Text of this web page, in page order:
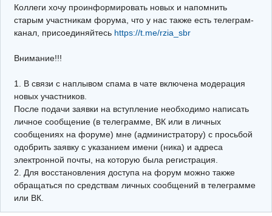
Архив
Почта
Поиск релейщика
Видео РЗиА
Фотохостинг
Телеграм
Коллеги хочу проинформировать новых и напомнить
старым участникам форума, что у нас также есть телеграм-
канал, присоединяйтесь https://t.me/rzia_sbr
Внимание!!!
1. В связи с наплывом спама в чате включена модерация
новых участников.
После подачи заявки на вступление необходимо написать
личное сообщение (в телеграмме, ВК или в личных
сообщениях на форуме) мне (администратору) с просьбой
одобрить заявку с указанием имени (ника) и адреса
электронной почты, на которую была регистрация.
2. Для восстановления доступа на форум можно также
обращаться по средствам личных сообщений в телеграмме
или ВК.